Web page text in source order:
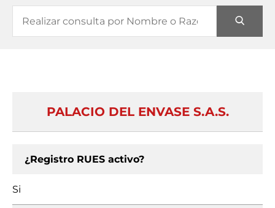
PALACIO DEL ENVASE S.A.S.
¿Registro RUES activo?
Si